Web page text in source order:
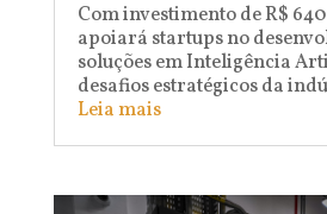
Com investimento de R$
apoiará startups no
soluções em Inteligência
desafios estratégicos da
Leia mais